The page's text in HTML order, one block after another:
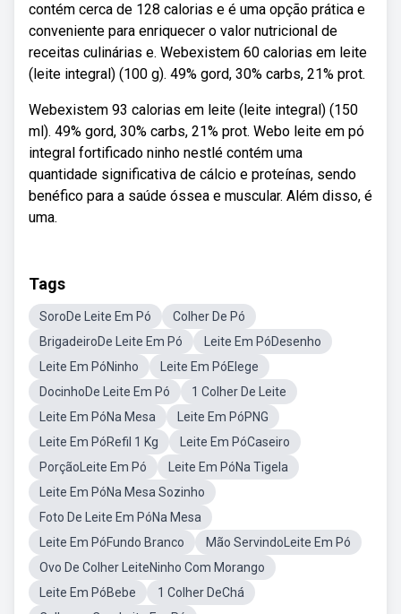
contém cerca de 128 calorias e é uma opção prática e
conveniente para enriquecer o valor nutricional de
receitas culinárias e. Webexistem 60 calorias em leite
(leite integral) (100 g). 49% gord, 30% carbs, 21% prot.
Webexistem 93 calorias em leite (leite integral) (150
ml). 49% gord, 30% carbs, 21% prot. Webo leite em pó
integral fortificado ninho nestlé contém uma
quantidade significativa de cálcio e proteínas, sendo
benéfico para a saúde óssea e muscular. Além disso, é
uma.
Tags
SoroDe Leite Em Pó
Colher De Pó
BrigadeiroDe Leite Em Pó
Leite Em PóDesenho
Leite Em PóNinho
Leite Em PóElege
DocinhoDe Leite Em Pó
1 Colher De Leite
Leite Em PóNa Mesa
Leite Em PóPNG
Leite Em PóRefil 1 Kg
Leite Em PóCaseiro
PorçãoLeite Em Pó
Leite Em PóNa Tigela
Leite Em PóNa Mesa Sozinho
Foto De Leite Em PóNa Mesa
Leite Em PóFundo Branco
Mão ServindoLeite Em Pó
Ovo De Colher LeiteNinho Com Morango
Leite Em PóBebe
1 Colher DeChá